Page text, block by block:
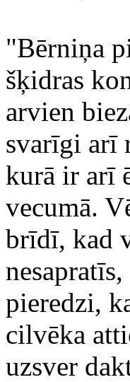
"Bērniņa
šķidras
arvien
svarīgi arī
kurā ir arī
vecumā.
brīdī, kad
pieredzi,
cilvēka
uzsver